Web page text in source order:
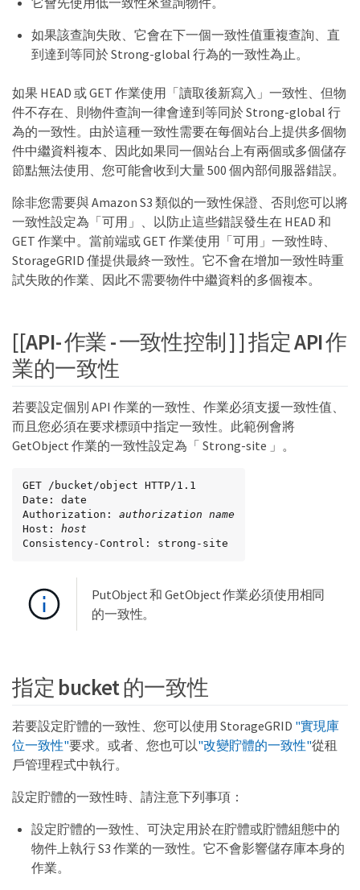
如果該查詢失敗、它會在下一個一致性值重複查詢、直
到達到等同於 Strong-global 行為的一致性為止。
如果 HEAD 或 GET 作業使用「讀取後新寫入」一致性、但物
件不存在、則物件查詢一律會達到等同於 Strong-global 行
為的一致性。由於這種一致性需要在每個站台上提供多個物
件中繼資料複本、因此如果同一個站台上有兩個或多個儲存
節點無法使用、您可能會收到大量 500 個內部伺服器錯誤。
除非您需要與 Amazon S3 類似的一致性保證、否則您可以將
一致性設定為「可用」、以防止這些錯誤發生在 HEAD 和
GET 作業中。當前端或 GET 作業使用「可用」一致性時、
StorageGRID 僅提供最終一致性。它不會在增加一致性時重
試失敗的作業、因此不需要物件中繼資料的多個複本。
[[API- 作業 - 一致性控制 ] ] 指定 API 作
業的一致性
若要設定個別 API 作業的一致性、作業必須支援一致性值、
而且您必須在要求標頭中指定一致性。此範例會將
GetObject 作業的一致性設定為「 Strong-site 」。
GET /bucket/object HTTP/1.1
Date: date
Authorization: authorization name
Host: host
Consistency-Control: strong-site
PutObject 和 GetObject 作業必須使用相同
的一致性。
指定 bucket 的一致性
若要設定貯體的一致性、您可以使用 StorageGRID "實現庫
位一致性"要求。或者、您也可以"改變貯體的一致性"從租
戶管理程式中執行。
設定貯體的一致性時、請注意下列事項：
設定貯體的一致性、可決定用於在貯體或貯體組態中的
物件上執行 S3 作業的一致性。它不會影響儲存庫本身的
作業。